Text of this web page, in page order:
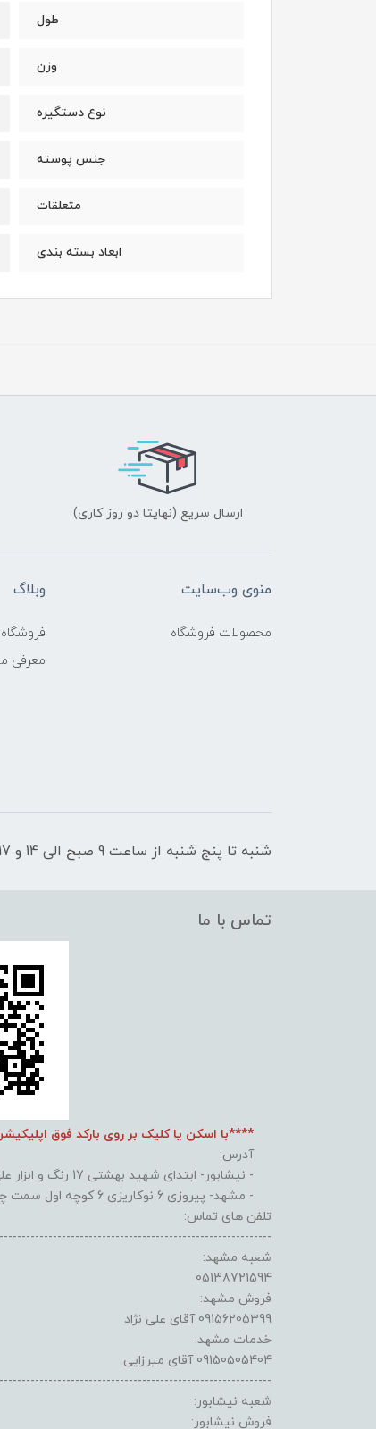
طول
وزن
نوع دستگیره
جنس پوسته
متعلقات
ابعاد بسته بندی
ارسال سریع (نهایتا دو روز کاری)
منوی وب‌سایت
محصولات فروشگاه
وبلاگ
فروشگاه
معرفی
شنبه تا پنج شنبه از ساعت 9 صبح الی 14 و 17 الی 21 پاسخگوی شما عزیزان هستیم
تماس با ما
****با اسکن یا کلیک بر روی بارکد فوق
آدرس:
- نیشابور- ابتدای شهید بهشتی 17 رنگ و ابزار علی نژاد
- مشهد- پیروزی 6 نوکاریزی 6 کوچه اول سمت چپ
تلفن های تماس:
شعبه مشهد:
05138721594
فروش مشهد:
09156205399 آقای علی نژاد
خدمات مشهد:
09150505404 آقای میرزایی
شعبه نیشابور:
فروش نیشابور: